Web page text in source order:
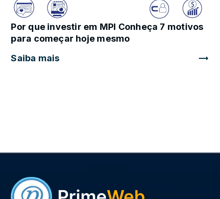
Por que investir em MPI Conheça 7 motivos
para começar hoje mesmo
Saiba mais